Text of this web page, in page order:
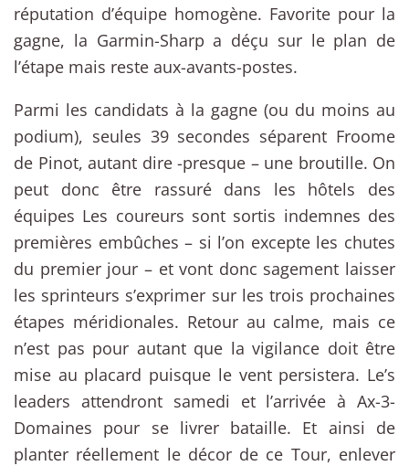
réputation d’équipe homogène. Favorite pour la
gagne, la Garmin-Sharp a déçu sur le plan de
l’étape mais reste aux-avants-postes.
Parmi les candidats à la gagne (ou du moins au
podium), seules 39 secondes séparent Froome
de Pinot, autant dire -presque – une broutille. On
peut donc être rassuré dans les hôtels des
équipes Les coureurs sont sortis indemnes des
premières embûches – si l’on excepte les chutes
du premier jour – et vont donc sagement laisser
les sprinteurs s’exprimer sur les trois prochaines
étapes méridionales. Retour au calme, mais ce
n’est pas pour autant que la vigilance doit être
mise au placard puisque le vent persistera. Le’s
leaders attendront samedi et l’arrivée à Ax-3-
Domaines pour se livrer bataille. Et ainsi de
planter réellement le décor de ce Tour, enlever